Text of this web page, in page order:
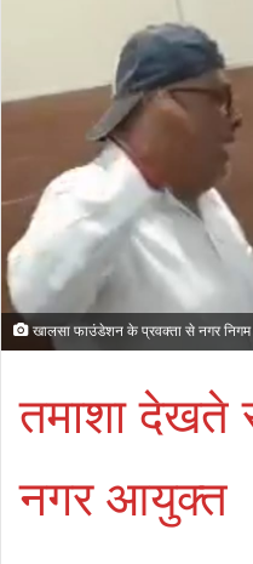
खालसा फाउंडेशन के प्रवक्ता से नगर
तमाशा देखते
नगर आयुक्त